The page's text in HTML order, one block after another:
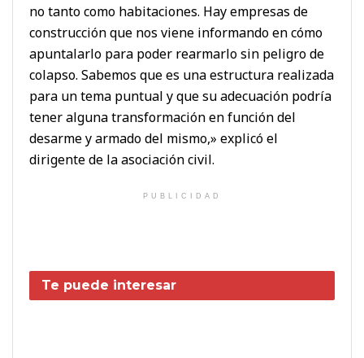
no tanto como habitaciones. Hay empresas de
construcción que nos viene informando en cómo
apuntalarlo para poder rearmarlo sin peligro de
colapso. Sabemos que es una estructura realizada
para un tema puntual y que su adecuación podría
tener alguna transformación en función del
desarme y armado del mismo,» explicó el
dirigente de la asociación civil.
PUBLICIDAD
Te puede interesar